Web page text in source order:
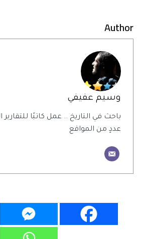
Author
وسيم عفيفي
باحث في التاريخ .. عمل كاتبًا للتقارير
عددٍ من المواقع